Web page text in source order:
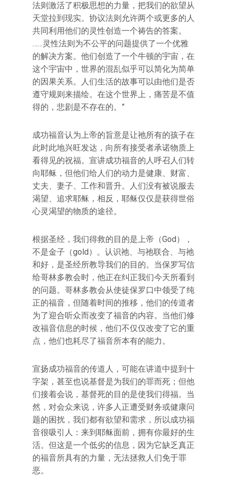
法则激活了积极思想的力量，把我们的欲望从
天堂拉到现实。协议法则允许两个或更多的人
共同利用他们的灵性创造一个祷告的答案。
……灵性法则为不公平的问题提供了一个优雅
的解决方案。他们创造了一个牛顿的宇宙，在
这个宇宙中，世界的混乱似乎可以简化为简单
的因果关系。人们生活的故事可以由他们是否
遵守规则来描绘。在这个世界上，痛苦是不值
得的，悲剧是不存在的。”
成功福音认为上帝的旨意是让祂所有的孩子在
此时此地兴旺发达，向所有接受者承诺物质上
看得见的祝福。宣讲成功福音的人呼召人们转
向耶稣，但他们给人们的动力是健康、财富、
丈夫、妻子、工作和晋升。人们没有被说服去
渴望、追求耶稣，相反，耶稣仅仅是获得世俗
心灵渴望的物质的途径。
根据圣经，我们得救的目的是上帝（God），
不是金子（gold）。认识祂、与祂联合、与祂
和好，是圣经所教导我们的目的。当保罗写信
给哥林多教会时，他正在纠正我们今天所看到
的问题。哥林多教会从使徒保罗口中领受了纯
正的福音，但随着时间的推移，他们的传道者
为了迎合听众而改变了福音的内容。当他们修
改福音信息的时候，他们不仅仅改变了它的重
点，他们也耗尽了福音所本有的能力。
宣扬成功福音的传道人，可能在讲道中提到十
字架，甚至也说基督是为我们的罪而死；但他
们接着会说，基督死的目的是使我们得福。当
然，对会众来说，许多人正遭受财务或健康问
题的困扰，我们都有欲望和需求，所以成功福
音很吸引人：来到耶稣面前，拥有你最好的生
活。但这是一个低劣的信息，因为它缺乏真正
的福音所具有的力量，无法拯救人们免于罪
恶。